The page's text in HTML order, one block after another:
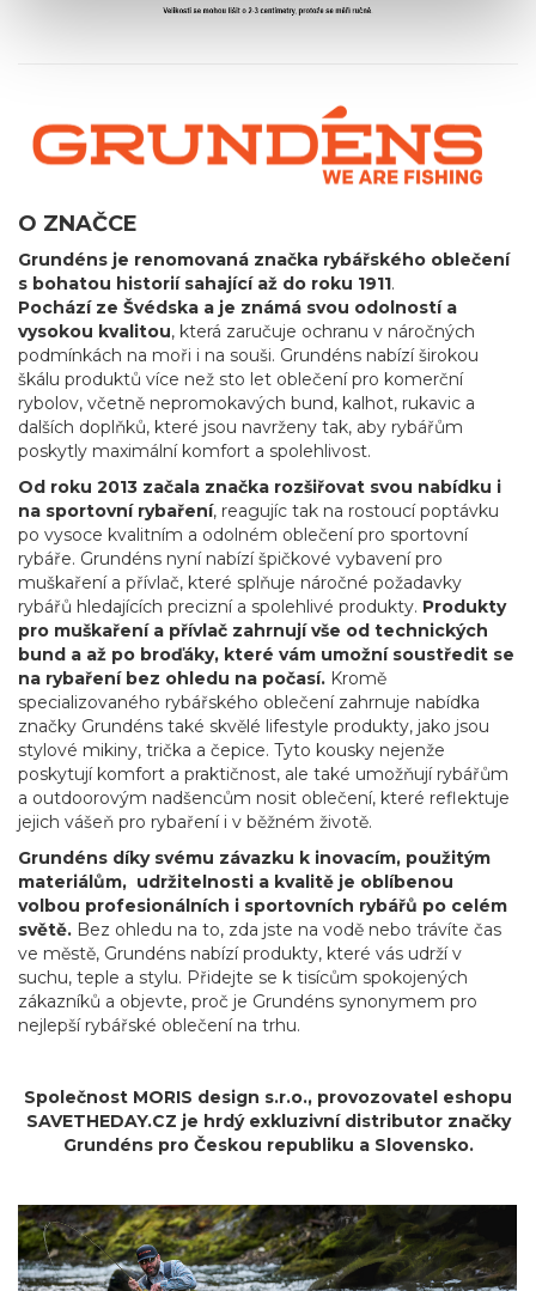
O ZNAČCE
Grundéns je renomovaná značka rybářského oblečení
s bohatou historií sahající až do roku 1911.
Pochází ze Švédska a je známá svou odolností a
vysokou kvalitou, která zaručuje ochranu v náročných
podmínkách na moři i na souši. Grundéns nabízí širokou
škálu produktů více než sto let oblečení pro komerční
rybolov, včetně nepromokavých bund, kalhot, rukavic a
dalších doplňků, které jsou navrženy tak, aby rybářům
poskytly maximální komfort a spolehlivost.
Od roku 2013 začala značka rozšiřovat svou nabídku i
na sportovní rybaření, reagujíc tak na rostoucí poptávku
po vysoce kvalitním a odolném oblečení pro sportovní
rybáře. Grundéns nyní nabízí špičkové vybavení pro
muškaření a přívlač, které splňuje náročné požadavky
rybářů hledajících precizní a spolehlivé produkty. Produkty
pro muškaření a přívlač zahrnují vše od technických
bund a až po broďáky, které vám umožní soustředit se
na rybaření bez ohledu na počasí. Kromě
specializovaného rybářského oblečení zahrnuje nabídka
značky Grundéns také skvělé lifestyle produkty, jako jsou
stylové mikiny, trička a čepice. Tyto kousky nejenže
poskytují komfort a praktičnost, ale také umožňují rybářům
a outdoorovým nadšencům nosit oblečení, které reflektuje
jejich vášeň pro rybaření i v běžném životě.
Grundéns díky svému závazku k inovacím, použitým
materiálům, udržitelnosti a kvalitě je oblíbenou
volbou profesionálních i sportovních rybářů po celém
světě. Bez ohledu na to, zda jste na vodě nebo trávíte čas
ve městě, Grundéns nabízí produkty, které vás udrží v
suchu, teple a stylu. Přidejte se k tisícům spokojených
zákazníků a objevte, proč je Grundéns synonymem pro
nejlepší rybářské oblečení na trhu.
Společnost MORIS design s.r.o., provozovatel eshopu
SAVETHEDAY.CZ je hrdý exkluzivní distributor značky
Grundéns pro Českou republiku a Slovensko.